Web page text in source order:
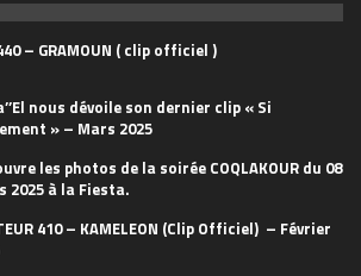
(1)
– GRAMOUN ( clip officiel )
nous dévoile son dernier clip « Si
» – Mars 2025
les photos de la soirée COQLAKOUR du 08
2025 à la Fiesta.
410 – KAMELEON (Clip Officiel) – Février